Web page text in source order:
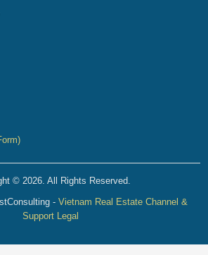
© 2026. All Rights Reserved.
- Vietnam Real Estate Channel &
Support Legal